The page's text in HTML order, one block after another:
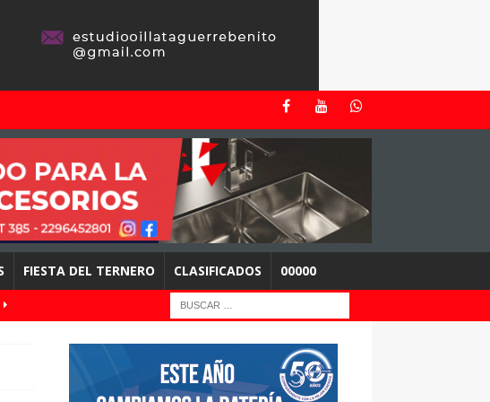
FIESTA DEL TERNERO CLASIFICADOS 00000